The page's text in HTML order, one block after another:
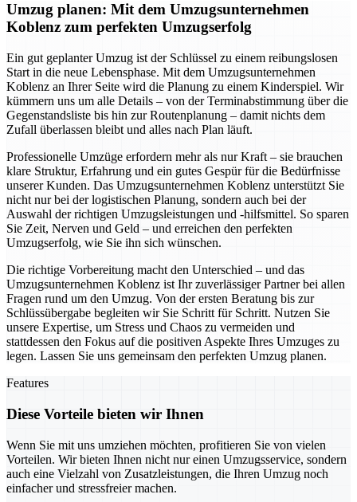
Umzug planen: Mit dem Umzugsunternehmen
Koblenz zum perfekten Umzugserfolg
Ein gut geplanter Umzug ist der Schlüssel zu einem reibungslosen
Start in die neue Lebensphase. Mit dem Umzugsunternehmen
Koblenz an Ihrer Seite wird die Planung zu einem Kinderspiel. Wir
kümmern uns um alle Details – von der Terminabstimmung über die
Gegenstandsliste bis hin zur Routenplanung – damit nichts dem
Zufall überlassen bleibt und alles nach Plan läuft.
Professionelle Umzüge erfordern mehr als nur Kraft – sie brauchen
klare Struktur, Erfahrung und ein gutes Gespür für die Bedürfnisse
unserer Kunden. Das Umzugsunternehmen Koblenz unterstützt Sie
nicht nur bei der logistischen Planung, sondern auch bei der
Auswahl der richtigen Umzugsleistungen und -hilfsmittel. So sparen
Sie Zeit, Nerven und Geld – und erreichen den perfekten
Umzugserfolg, wie Sie ihn sich wünschen.
Die richtige Vorbereitung macht den Unterschied – und das
Umzugsunternehmen Koblenz ist Ihr zuverlässiger Partner bei allen
Fragen rund um den Umzug. Von der ersten Beratung bis zur
Schlüssübergabe begleiten wir Sie Schritt für Schritt. Nutzen Sie
unsere Expertise, um Stress und Chaos zu vermeiden und
stattdessen den Fokus auf die positiven Aspekte Ihres Umzuges zu
legen. Lassen Sie uns gemeinsam den perfekten Umzug planen.
Features
Diese Vorteile bieten wir Ihnen
Wenn Sie mit uns umziehen möchten, profitieren Sie von vielen
Vorteilen. Wir bieten Ihnen nicht nur einen Umzugsservice, sondern
auch eine Vielzahl von Zusatzleistungen, die Ihren Umzug noch
einfacher und stressfreier machen.